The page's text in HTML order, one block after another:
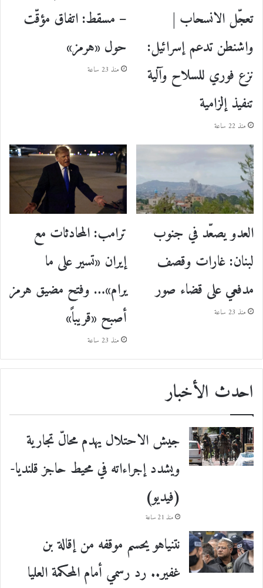
تعجّل الانسحاب |
واشنطن تدعم إسرائيل:
نزع فوري للسلاح وآلية
تنفيذ إلزامية
منذ 22 ساعة
– مسقط: اتفاق مؤقّت
حول «هرمز»
منذ 23 ساعة
العدو يصعّد في جنوب
لبنان: غارات وقصف
مدفعي على قضاء صور
منذ 23 ساعة
ترامب: المحادثات مع
إيران «تسير على ما
يرام»… وفتح مضيق هرمز
أصبح «قريباً»
منذ 23 ساعة
احدث الأخبار
جيش الاحتلال يهدم محالّ تجارية
ويشدد إجراءاته في محيط حاجز قلنديا-
(فيديو)
منذ 21 ساعة
نتنياهو يحسم موقفه من إقالة بن
غفير.. رد رسمي أمام المحكمة العليا